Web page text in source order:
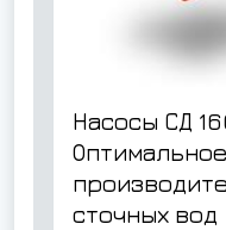
Насосы СД
сточных вод